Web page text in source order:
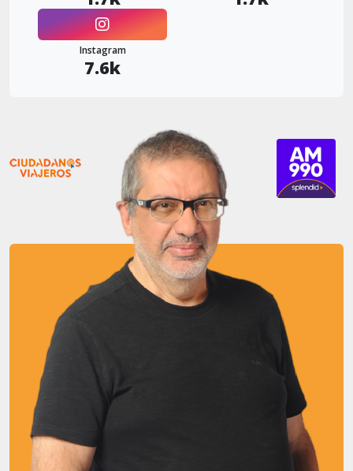
Instagram
7.6k